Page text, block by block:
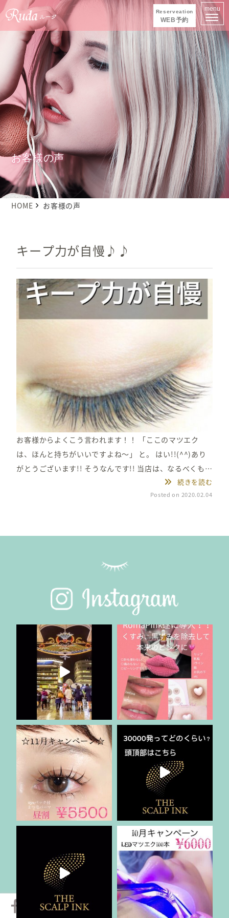
Reserveation
WEB予約
menu
お客様の声
HOME お客様の声
キープ力が自慢♪♪
お客様からよくこう言われます！！ 「ここのマツエク
は、ほんと持ちがいいですよね～」 と。 はい!!(^^)あり
がとうございます!! そうなんです!! 当店は、なるべくもち
が良くなるように、国産の品質の高いグルーをお客様に合
わせて厳選して使用することにこだわっております(^^)
続きを読む
Posted on 2020.02.04